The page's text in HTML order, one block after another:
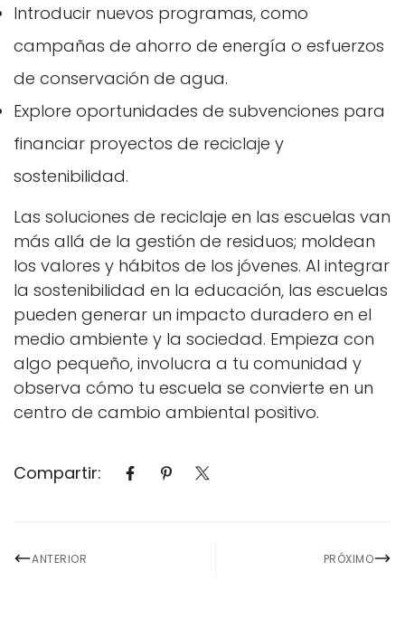
Introducir nuevos programas, como
campañas de ahorro de energía o esfuerzos
de conservación de agua.
Explore oportunidades de subvenciones para
financiar proyectos de reciclaje y
sostenibilidad.
Las soluciones de reciclaje en las escuelas van
más allá de la gestión de residuos; moldean
los valores y hábitos de los jóvenes. Al integrar
la sostenibilidad en la educación, las escuelas
pueden generar un impacto duradero en el
medio ambiente y la sociedad. Empieza con
algo pequeño, involucra a tu comunidad y
observa cómo tu escuela se convierte en un
centro de cambio ambiental positivo.
Compartir:
ANTERIOR PRÓXIMO